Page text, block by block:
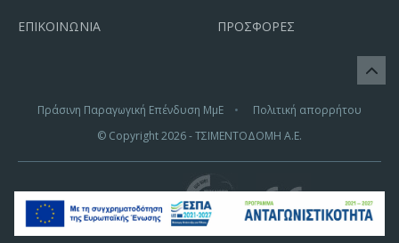
ΕΠΙΚΟΙΝΩΝΙΑ ΠΡΟΣΦΟΡΕΣ
© Copyright2026- ΤΣΙΜΕΝΤΟΔΟΜΗ Α.Ε.
Πράσινη Παραγωγική Επένδυση ΜμΕ Πολιτική απορρήτου